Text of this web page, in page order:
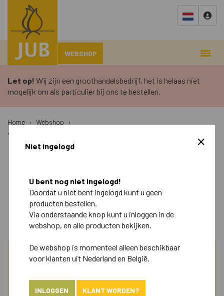
WEBSHOP
Let op! Wij zijn een groothandelsbedrijf, het is helaas niet
mogelijk om als particulier bij ons te bestellen.
Home › Webshop ›
JPBP-30 BEGONIE PENDULE JPBP-30 BEGONIE PENDULE I
Retail
Landscape
ASSORTIMENT
Niet ingelogd
U bent nog niet ingelogd!
Doordat u niet bent ingelogd kunt u geen
producten bestellen.
Via onderstaande knop kunt u inloggen in de
webshop, en alle producten bekijken.
De webshop is momenteel alleen beschikbaar
voor klanten uit Nederland en België.
INLOGGEN KLANT WORDEN?